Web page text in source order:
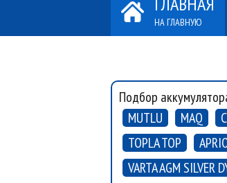
НА ГЛАВНУЮ
Подбор
MUTLU
MAQ
TOPLA TOP
VARTA AGM SILVER